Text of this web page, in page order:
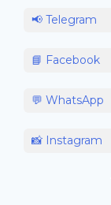
📢 Telegram
📘 Facebook
💬 WhatsApp
📸 Instagram